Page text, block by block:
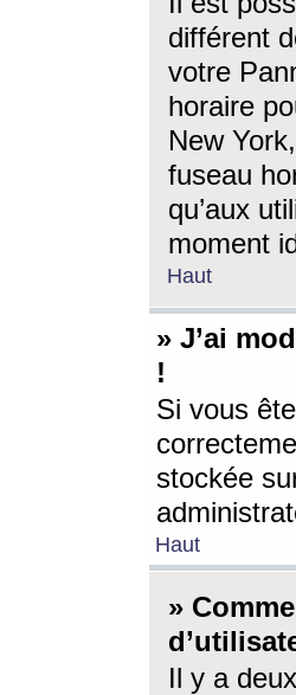
différent
votre
horaire
New
fuseau
qu’aux
moment
Haut
» J’ai
!
Si vous
stockée
Haut
»
Il y a